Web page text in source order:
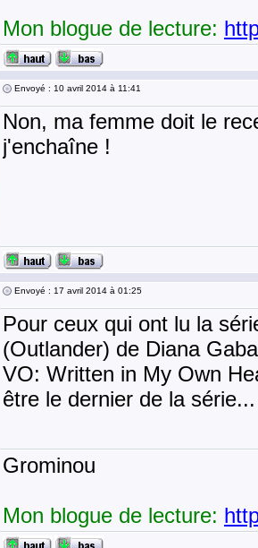
Mon blogue de lecture:
Envoyé : 10 avril 2014 à 11:41
Non, ma femme doit le
j'enchaîne !
Envoyé : 17 avril 2014 à 01:25
Pour ceux qui ont lu la
(Outlander) de Diana
VO: Written in My Own
être le dernier de la série...
Grominou
Mon blogue de lecture: